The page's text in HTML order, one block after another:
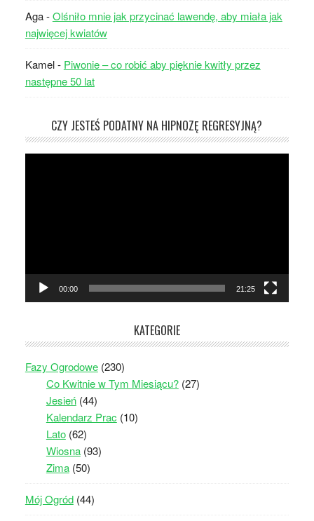
Aga-Olśniło mnie jak przycinać lawendę, aby miała jak
najwięcej kwiatów
Kamel- Piwonie – co robić aby pięknie kwitły przez
następne 50 lat
CZY JESTEŚ PODATNY NA HIPNOZĘ REGRESYJNĄ?
00:00 21:25
KATEGORIE
Fazy Ogrodowe(230)
Co Kwitnie w Tym Miesiącu?(27)
Jesień(44)
Kalendarz Prac (10)
Lato(62)
Wiosna(93)
Zima(50)
Mój Ogród(44)